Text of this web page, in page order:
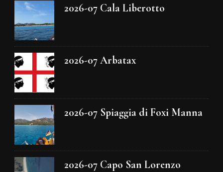
2026-07 Cala Liberotto
2026-07 Arbatax
2026-07 Spiaggia di Foxi Manna
2026-07 Capo San Lorenzo